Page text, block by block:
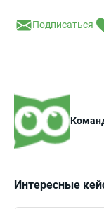
Подписаться
Интересные